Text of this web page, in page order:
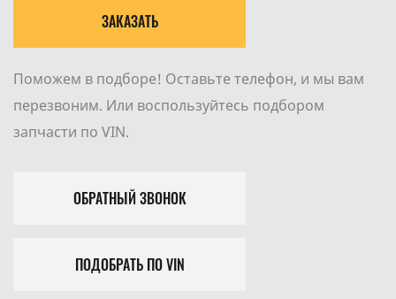
ЗАКАЗАТЬ
Поможем в подборе! Оставьте телефон, и мы вам
перезвоним. Или воспользуйтесь подбором
запчасти по VIN.
ОБРАТНЫЙ ЗВОНОК
ПОДОБРАТЬ ПО VIN